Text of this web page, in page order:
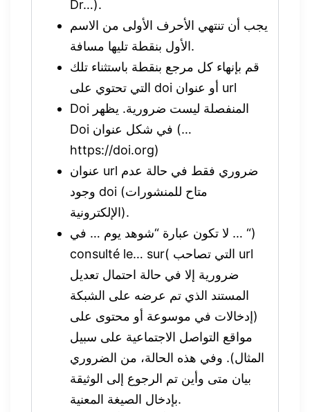
Dr…).
يجب أن تنتهي الأحرف الأولى من الاسم
الأول بنقطة تليها مسافة.
قم بإنهاء كل مرجع بنقطة باستثناء تلك
التي تحتوي على doi أو عنوان url
Doi المنفصلة ليست ضرورية. يظهر
Doi في شكل عنوان (…
https://doi.org)
عنوان url ضروري فقط في حالة عدم
وجود doi (متاح للمنشورات
الإلكترونية).
لا تكون عبارة “شوهد يوم … في … “)
consulté le… sur( التي تصاحب url
ضرورية إلا في حالة احتمال تعديل
المستند الذي تم عرضه على الشبكة
(إدخالات في موسوعة أو محتوى على
مواقع التواصل الاجتماعية على سبيل
المثال). وفي هذه الحالة، من الضروري
بيان متى وأين تم الرجوع إلى الوثيقة
بإدخال الصيغة المعنية.